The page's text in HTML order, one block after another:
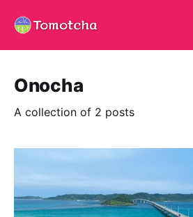
Onocha
A collection of 2 posts